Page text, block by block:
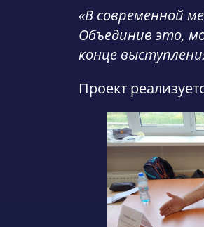
«В современной
Объединив это,
конце
Проект